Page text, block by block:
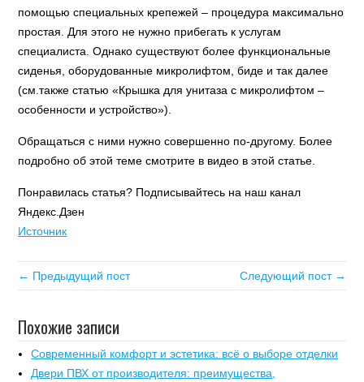
помощью специальных крепежей – процедура максимально
простая. Для этого не нужно прибегать к услугам
специалиста. Однако существуют более функциональные
сиденья, оборудованные микролифтом, биде и так далее
(см.также статью «Крышка для унитаза с микролифтом –
особенности и устройство»).
Обращаться с ними нужно совершенно по-другому. Более
подробно об этой теме смотрите в видео в этой статье.
Понравилась статья? Подписывайтесь на наш канал
Яндекс.Дзен
Источник
← Предыдущий пост Следующий пост →
Похожие записи
Современный комфорт и эстетика: всё о выборе отделки
Двери ПВХ от производителя: преимущества,